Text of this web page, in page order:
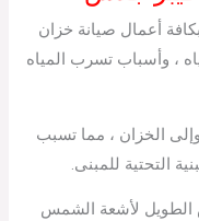
أعمال صيانة خزان
، وأسباب تسرب المياه
وإلى الخزان ، مما تسبب
التحتية للمبنى.
الطويل لأشعة الشمس